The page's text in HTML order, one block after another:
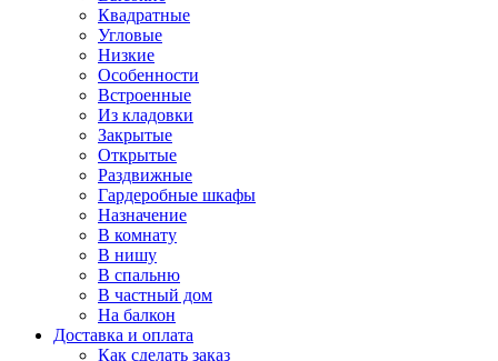
Квадратные
Угловые
Низкие
Особенности
Встроенные
Из кладовки
Закрытые
Открытые
Раздвижные
Гардеробные шкафы
Назначение
В комнату
В нишу
В спальню
В частный дом
На балкон
Доставка и оплата
Как сделать заказ